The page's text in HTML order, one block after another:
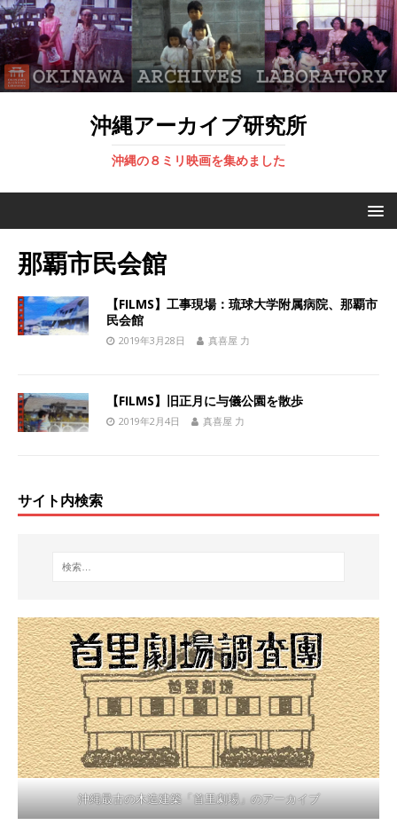
沖縄アーカイブ研究所
沖縄の８ミリ映画を集めました
那覇市民会館
【FILMS】工事現場：琉球大学附属病院、那覇市
民会館
2019年3月28日 真喜屋 力
【FILMS】旧正月に与儀公園を散歩
2019年2月4日 真喜屋 力
サイト内検索
沖縄最古の木造建築「首里劇場」のアーカイブ